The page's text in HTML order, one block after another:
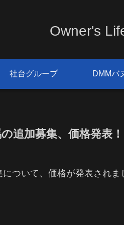
Owner's
社台グループ DMMバ
追加募集、価格発表！
ついて、価格が発表されま